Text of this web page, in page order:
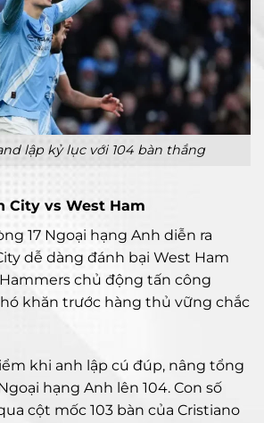
lập kỷ lục với 104 bàn thắng
City vs West Ham
17 Ngoại hạng Anh diễn ra
dễ dàng đánh bại West Ham
chủ động tấn công
khăn trước hàng thủ vững chắc
khi anh lập cú đúp, nâng tổng
hạng Anh lên 104. Con số
cột mốc 103 bàn của Cristiano